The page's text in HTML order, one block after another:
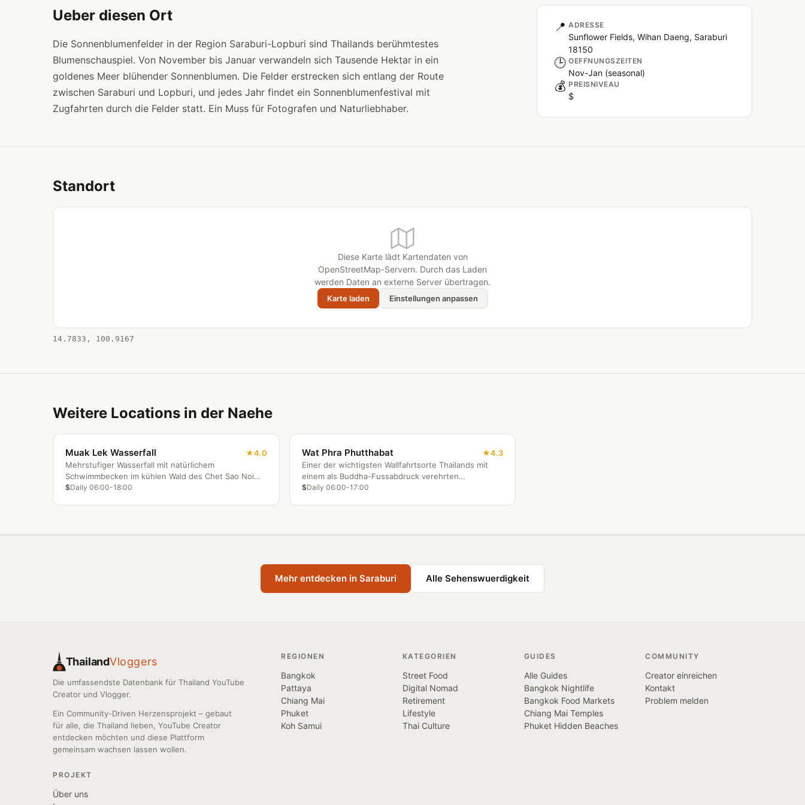
Ueber diesen Ort
Die Sonnenblumenfelder in der Region Saraburi-Lopburi sind Thailands berühmtestes
Blumenschauspiel. Von November bis Januar verwandeln sich Tausende Hektar in ein
goldenes Meer blühender Sonnenblumen. Die Felder erstrecken sich entlang der Route
zwischen Saraburi und Lopburi, und jedes Jahr findet ein Sonnenblumenfestival mit
Zugfahrten durch die Felder statt. Ein Muss für Fotografen und Naturliebhaber.
📍 ADRESSE
Sunflower Fields, Wihan Daeng, Saraburi
18150
🕒 OEFFNUNGSZEITEN
Nov-Jan (seasonal)
💰 PREISNIVEAU
$
Standort
Diese Karte lädt Kartendaten von
OpenStreetMap-Servern. Durch das Laden
werden Daten an externe Server übertragen.
Karte laden Einstellungen anpassen
14.7833, 100.9167
Weitere Locations in der Naehe
Muak Lek Wasserfall
4.0
Mehrstufiger Wasserfall mit natürlichem
Schwimmbecken im kühlen Wald des Chet Sao Noi
Nationalparks.
$Daily 06:00-18:00
Wat Phra Phutthabat
4.3
Einer der wichtigsten Wallfahrtsorte Thailands mit
einem als Buddha-Fussabdruck verehrten
Felseindruck.
$Daily 06:00-17:00
Mehr entdecken in Saraburi Alle Sehenswuerdigkeit
ThailandVloggers
Die umfassendste Datenbank für Thailand YouTube
Creator und Vlogger.
Ein Community-Driven Herzensprojekt – gebaut
für alle, die Thailand lieben, YouTube Creator
entdecken möchten und diese Plattform
gemeinsam wachsen lassen wollen.
REGIONEN
Bangkok
Pattaya
Chiang Mai
Phuket
Koh Samui
KATEGORIEN
Street Food
Digital Nomad
Retirement
Lifestyle
Thai Culture
GUIDES
Alle Guides
Bangkok Nightlife
Bangkok Food Markets
Chiang Mai Temples
Phuket Hidden Beaches
COMMUNITY
Creator einreichen
Kontakt
Problem melden
PROJEKT
Über uns